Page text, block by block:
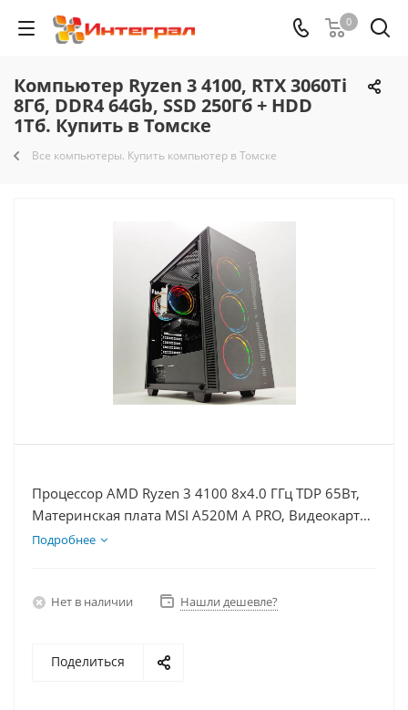
0
Компьютер Ryzen 3 4100, RTX 3060Ti
8Гб, DDR4 64Gb, SSD 250Гб + HDD
1Тб. Купить в Томске
Все компьютеры. Купить компьютер в Томске
Процессор AMD Ryzen 3 4100 8x4.0 ГГц TDP 65Вт,
Материнская плата MSI A520M A PRO, Видеокарта
RTX 3060Ti 8Гб, Память DDR4 64Gb, Диски
Подробнее
Нет в наличии Нашли дешевле?
Поделиться